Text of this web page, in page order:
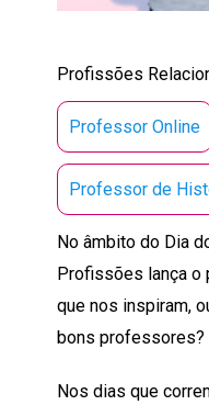
Profissões
Professor Online
Professor de
No âmbito do Dia
Profissões lança o
que nos inspiram,
bons professores?
Nos dias que